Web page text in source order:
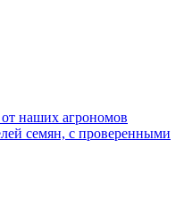
наших агрономов
семян, с проверенными